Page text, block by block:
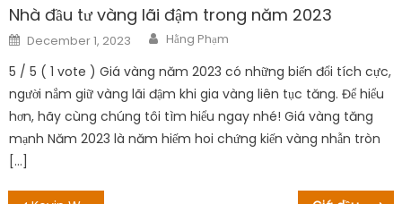
Nhà đầu tư vàng lãi đậm trong năm 2023
Posted
on
December 1, 2023 Author
Hằng Phạm
5 / 5 ( 1 vote ) Giá vàng năm 2023 có những biến đổi tích cực,
người nắm giữ vàng lãi đậm khi gia vàng liên tục tăng. Để hiểu
hơn, hãy cùng chúng tôi tìm hiểu ngay nhé! Giá vàng tăng
mạnh Năm 2023 là năm hiếm hoi chứng kiến vàng nhẫn tròn
[…]